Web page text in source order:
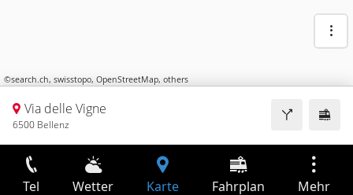
©search.ch, swisstopo, OpenStreetMap, others
Via delle Vigne
6500 Bellenz
Tel Wetter Karte Fahrplan Mehr